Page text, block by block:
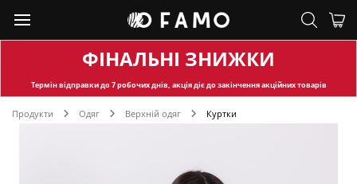
ФІНАЛЬНІ ЗНИЖКИ
Термін відправкидо 7 робочих днів, акція діє до закінчення акційних товарів
Продукти Одяг Верхній одяг Куртки